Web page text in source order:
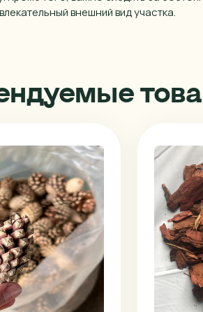
внешний вид участка.